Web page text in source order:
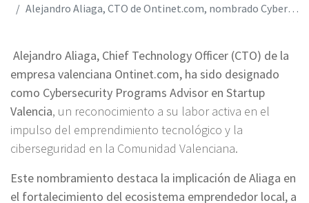
Alejandro Aliaga, CTO de Ontinet.com, nombrado Cybersecurity Programs Advisor en un momento crítico para la ciberseguridad global
Alejandro Aliaga, Chief Technology Officer (CTO) de la
empresa valenciana Ontinet.com, ha sido designado
como Cybersecurity Programs Advisor en Startup
Valencia, un reconocimiento a su labor activa en el
impulso del emprendimiento tecnológico y la
ciberseguridad en la Comunidad Valenciana.
Este nombramiento destaca la implicación de Aliaga en
el fortalecimiento del ecosistema emprendedor local, a